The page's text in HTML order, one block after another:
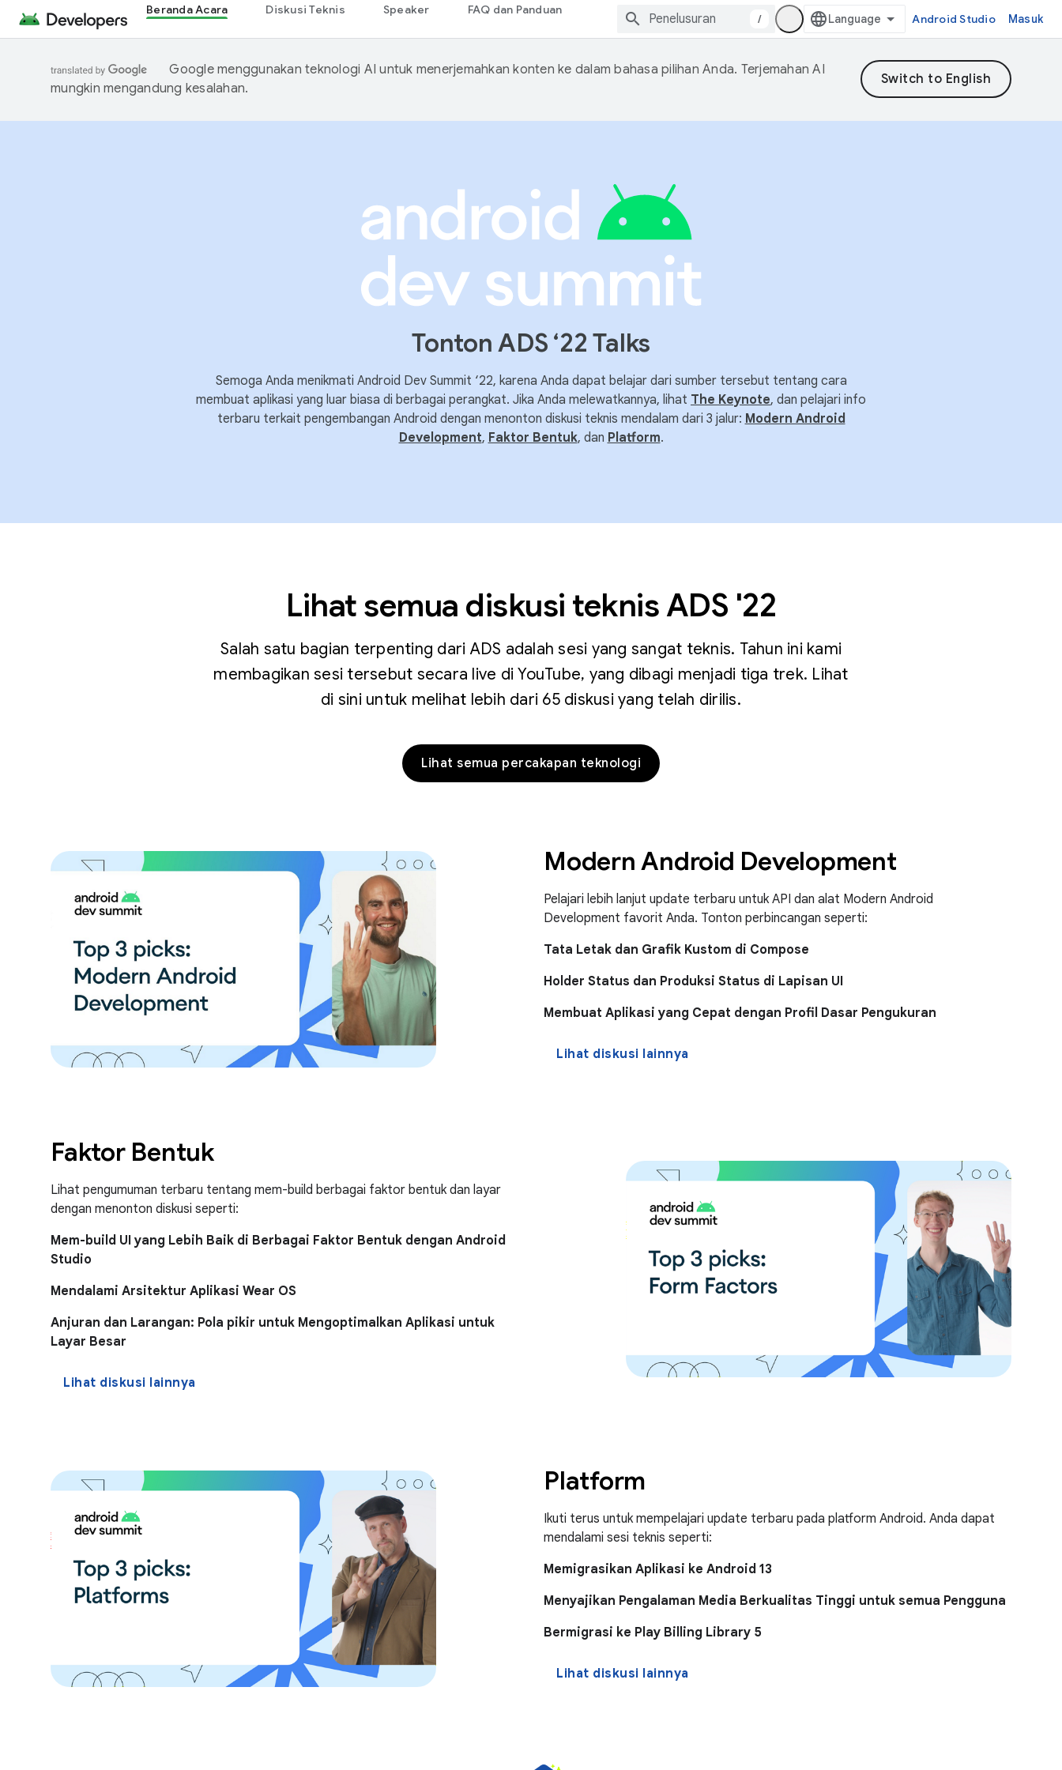
Beranda Acara Diskusi Teknis Speaker FAQ dan Panduan
/ Android Studio Masuk
Google menggunakan teknologi AI untuk menerjemahkan konten ke dalam bahasa pilihan Anda. Terjemahan AI
mungkin mengandung kesalahan.
Tonton ADS ‘22 Talks
Semoga Anda menikmati Android Dev Summit ‘22, karena Anda dapat belajar dari sumber tersebut tentang cara
membuat aplikasi yang luar biasa di berbagai perangkat. Jika Anda melewatkannya, lihat The Keynote, dan pelajari info
terbaru terkait pengembangan Android dengan menonton diskusi teknis mendalam dari 3 jalur: Modern Android
Development, Faktor Bentuk, dan Platform.
Lihat semua diskusi teknis ADS '22
Salah satu bagian terpenting dari ADS adalah sesi yang sangat teknis. Tahun ini kami
membagikan sesi tersebut secara live di YouTube, yang dibagi menjadi tiga trek. Lihat
di sini untuk melihat lebih dari 65 diskusi yang telah dirilis.
Lihat semua percakapan teknologi
Modern Android Development
Pelajari lebih lanjut update terbaru untuk API dan alat Modern Android
Development favorit Anda. Tonton perbincangan seperti:
Tata Letak dan Grafik Kustom di Compose
Holder Status dan Produksi Status di Lapisan UI
Membuat Aplikasi yang Cepat dengan Profil Dasar Pengukuran
Lihat diskusi lainnya
Faktor Bentuk
Lihat pengumuman terbaru tentang mem-build berbagai faktor bentuk dan layar
dengan menonton diskusi seperti:
Mem-build UI yang Lebih Baik di Berbagai Faktor Bentuk dengan Android
Studio
Mendalami Arsitektur Aplikasi Wear OS
Anjuran dan Larangan: Pola pikir untuk Mengoptimalkan Aplikasi untuk
Layar Besar
Lihat diskusi lainnya
Platform
Ikuti terus untuk mempelajari update terbaru pada platform Android. Anda dapat
mendalami sesi teknis seperti:
Memigrasikan Aplikasi ke Android 13
Menyajikan Pengalaman Media Berkualitas Tinggi untuk semua Pengguna
Bermigrasi ke Play Billing Library 5
Lihat diskusi lainnya